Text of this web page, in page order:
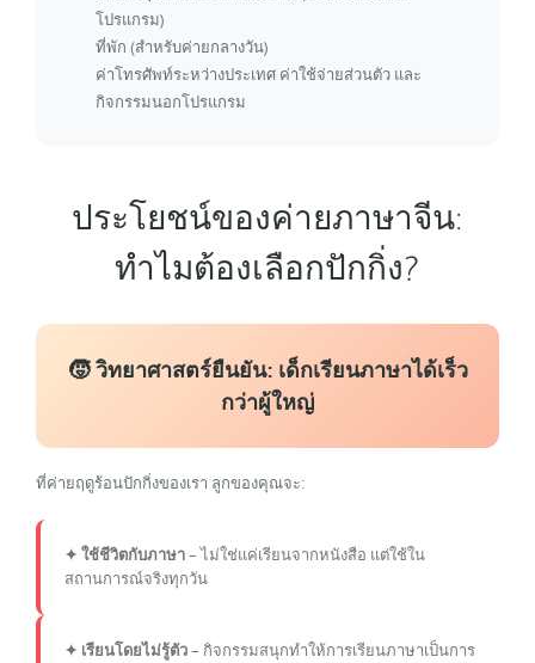
โปรแกรม)
ที่พัก (สำหรับค่ายกลางวัน)
ค่าโทรศัพท์ระหว่างประเทศ ค่าใช้จ่ายส่วนตัว และ
กิจกรรมนอกโปรแกรม
ประโยชน์ของค่ายภาษาจีน:
ทำไมต้องเลือกปักกิ่ง?
🧒 วิทยาศาสตร์ยืนยัน: เด็กเรียนภาษาได้เร็ว
กว่าผู้ใหญ่
ที่ค่ายฤดูร้อนปักกิ่งของเรา ลูกของคุณจะ:
✦ ใช้ชีวิตกับภาษา– ไม่ใช่แค่เรียนจากหนังสือ แต่ใช้ใน
สถานการณ์จริงทุกวัน
✦ เรียนโดยไม่รู้ตัว– กิจกรรมสนุกทำให้การเรียนภาษาเป็นการ